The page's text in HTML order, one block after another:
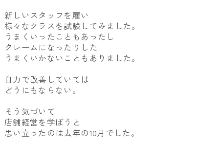
新しいスタッフを雇い
様々なクラスを試験してみました。
うまくいったこともあったし
クレームになったりした
うまくいかないこともありました。
自力で改善していては
どうにもならない。
そう気づいて
店舗経営を学ぼうと
思い立ったのは去年の10月でした。